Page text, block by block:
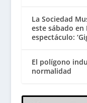
La Sociedad
este sábado en
espectáculo:
El polígono
normalidad